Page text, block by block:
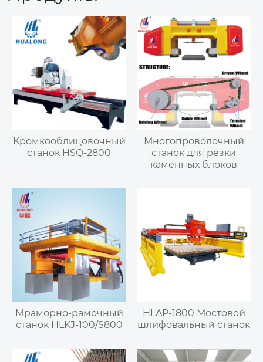
Кромкооблицовочный
станок HSQ-2800
Многопроволочный
станок для резки
каменных блоков
Мраморно-рамочный
станок HLKJ-100/S800
HLAP-1800 Мостовой
шлифовальный станок